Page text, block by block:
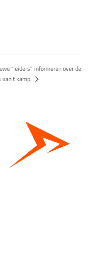
“leiders” informeren over de
van t kamp.